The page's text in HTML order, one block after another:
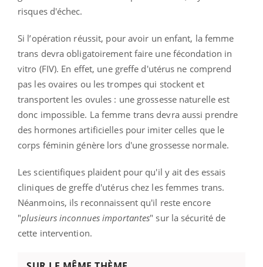
risques d'échec.
Si l’opération réussit, pour avoir un enfant, la femme
trans devra obligatoirement faire une fécondation in
vitro (FIV). En effet, une greffe d'utérus ne comprend
pas les ovaires ou les trompes qui stockent et
transportent les ovules : une grossesse naturelle est
donc impossible. La femme trans devra aussi prendre
des hormones artificielles pour imiter celles que le
corps féminin génère lors d'une grossesse normale.
Les scientifiques plaident pour qu'il y ait des essais
cliniques de greffe d'utérus chez les femmes trans.
Néanmoins, ils reconnaissent qu'il reste encore
"plusieurs inconnues importantes" sur la sécurité de
cette intervention.